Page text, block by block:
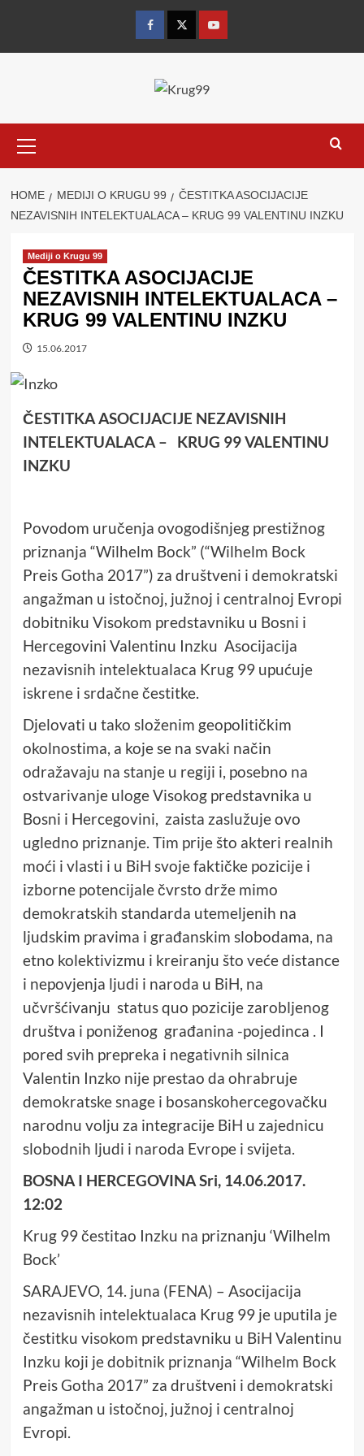
content
FacebookTwitterYouTube
Menu
HOME MEDIJI O KRUGU 99
ČESTITKA ASOCIJACIJE
NEZAVISNIH INTELEKTUALACA – KRUG 99 VALENTINU INZKU
Mediji o Krugu 99
ČESTITKA ASOCIJACIJE
NEZAVISNIH INTELEKTUALACA –
KRUG 99 VALENTINU INZKU
15.06.2017
ČESTITKA ASOCIJACIJE NEZAVISNIH
INTELEKTUALACA – KRUG 99 VALENTINU
INZKU
Povodom uručenja ovogodišnjeg prestižnog
priznanja “Wilhelm Bock” (“Wilhelm Bock
Preis Gotha 2017”) za društveni i demokratski
angažman u istočnoj, južnoj i centralnoj Evropi
dobitniku Visokom predstavniku u Bosni i
Hercegovini Valentinu Inzku Asocijacija
nezavisnih intelektualaca Krug 99 upućuje
iskrene i srdačne čestitke.
Djelovati u tako složenim geopolitičkim
okolnostima, a koje se na svaki način
odražavaju na stanje u regiji i, posebno na
ostvarivanje uloge Visokog predstavnika u
Bosni i Hercegovini, zaista zaslužuje ovo
ugledno priznanje. Tim prije što akteri realnih
moći i vlasti i u BiH svoje faktičke pozicije i
izborne potencijale čvrsto drže mimo
demokratskih standarda utemeljenih na
ljudskim pravima i građanskim slobodama, na
etno kolektivizmu i kreiranju što veće distance
i nepovjenja ljudi i naroda u BiH, na
učvršćivanju status quo pozicije zarobljenog
društva i poniženog građanina -pojedinca . I
pored svih prepreka i negativnih silnica
Valentin Inzko nije prestao da ohrabruje
demokratske snage i bosanskohercegovačku
narodnu volju za integracije BiH u zajednicu
slobodnih ljudi i naroda Evrope i svijeta.
BOSNA I HERCEGOVINA Sri, 14.06.2017.
12:02
Krug 99 čestitao Inzku na priznanju ‘Wilhelm
Bock’
SARAJEVO, 14. juna (FENA) – Asocijacija
nezavisnih intelektualaca Krug 99 je uputila je
čestitku visokom predstavniku u BiH Valentinu
Inzku koji je dobitnik priznanja “Wilhelm Bock
Preis Gotha 2017” za društveni i demokratski
angažman u istočnoj, južnoj i centralnoj
Evropi.